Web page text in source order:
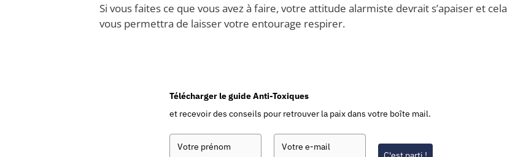
Si vous faites ce que vous avez à faire, votre attitude alarmiste devrait s’apaiser et cela
vous permettra de laisser votre entourage respirer.
Télécharger le guide Anti-Toxiques
et recevoir des conseils pour retrouver la paix dans votre boîte mail.